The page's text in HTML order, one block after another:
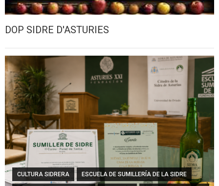
DOP SIDRE D'ASTURIES
CULTURA SIDRERA ESCUELA DE SUMILLERÍA DE LA SIDRE